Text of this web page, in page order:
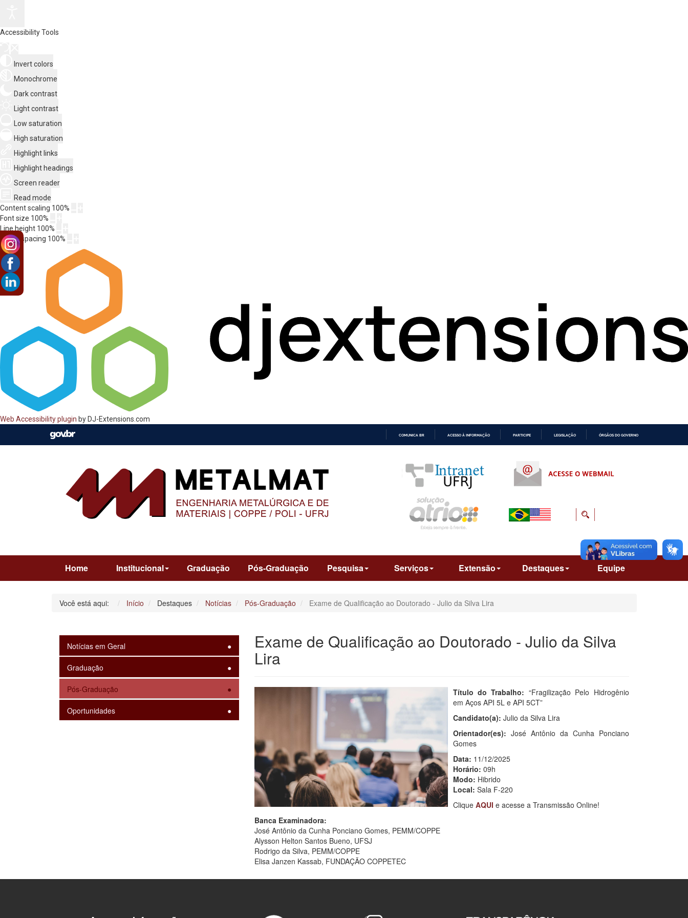
Accessibility Tools
Invert colors
Monochrome
Dark contrast
Light contrast
Low saturation
High saturation
Highlight links
Highlight headings
Screen reader
Read mode
Content scaling 100%
Font size 100%
Line height 100%
Letter spacing 100%
Web Accessibility plugin by DJ-Extensions.com
COMUNICA BR ACESSO À INFORMAÇÃO PARTICIPE LEGISLAÇÃO ÓRGÃOS DO GOVERNO
Home Institucional Graduação Pós-Graduação Pesquisa Serviços Extensão Destaques Equipe
Você está aqui: Início Destaques Notícias Pós-Graduação Exame de Qualificação ao Doutorado - Julio da Silva Lira
Notícias em Geral
Graduação
Pós-Graduação
Oportunidades
Exame de Qualificação ao Doutorado - Julio da Silva
Lira
Título do Trabalho: “Fragilização Pelo Hidrogênio
em Aços API 5L e API 5CT”
Candidato(a): Julio da Silva Lira
Orientador(es): José Antônio da Cunha Ponciano
Gomes
Data: 11/12/2025
Horário: 09h
Modo: Hibrido
Local: Sala F-220
Clique AQUI e acesse a Transmissão Online!
Banca Examinadora:
José Antônio da Cunha Ponciano Gomes, PEMM/COPPE
Alysson Helton Santos Bueno, UFSJ
Rodrigo da Silva, PEMM/COPPE
Elisa Janzen Kassab, FUNDAÇÃO COPPETEC